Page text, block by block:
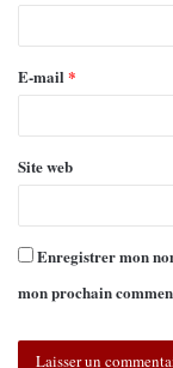
E-mail *
Site web
Enregistrer mon
mon prochain